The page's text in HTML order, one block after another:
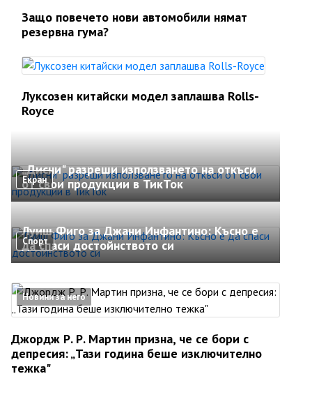
Защо повечето нови автомобили нямат
резервна гума?
Луксозен китайски модел заплашва Rolls-
Royce
Екран
„Дисни" разреши използването на откъси
от свои продукции в ТикТок
Спорт
Луиш Фиго за Джани Инфантино: Късно е
да спаси достойнството си
Новини за него
Джордж Р. Р. Мартин призна, че се бори с
депресия: „Тази година беше изключително
тежка"